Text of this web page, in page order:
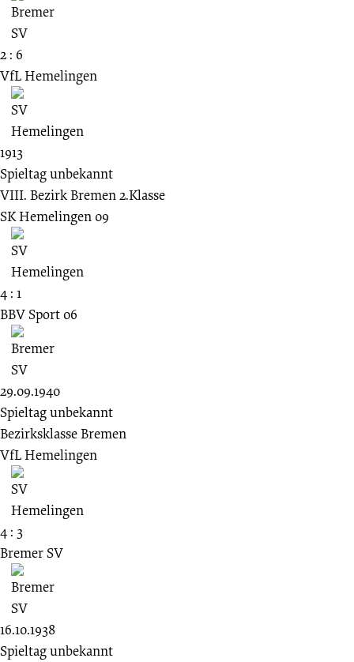
2 : 6
VfL Hemelingen
1913
Spieltag unbekannt
VIII. Bezirk Bremen 2.Klasse
SK Hemelingen 09
4 : 1
BBV Sport 06
29.09.1940
Spieltag unbekannt
Bezirksklasse Bremen
VfL Hemelingen
4 : 3
Bremer SV
16.10.1938
Spieltag unbekannt